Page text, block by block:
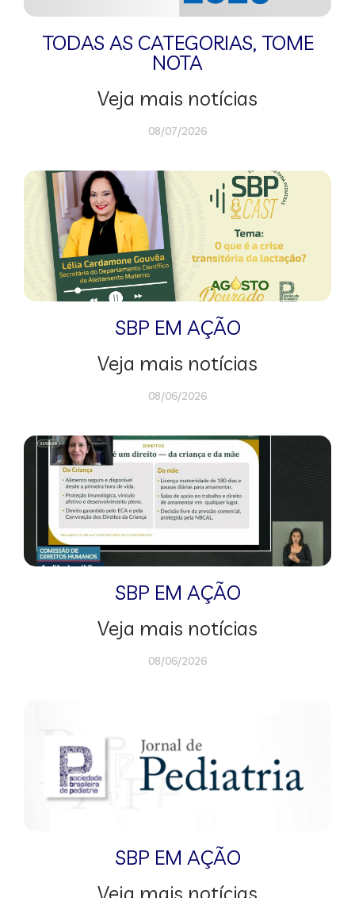
TODAS AS CATEGORIAS, TOME
NOTA
Veja mais notícias
08/07/2026
SBP EM AÇÃO
Veja mais notícias
08/06/2026
SBP EM AÇÃO
Veja mais notícias
08/06/2026
SBP EM AÇÃO
Veja mais notícias